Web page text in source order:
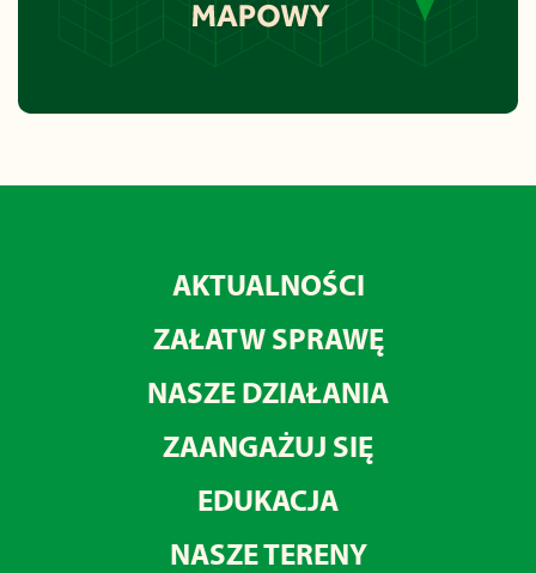
AKTUALNOŚCI
ZAŁATW SPRAWĘ
NASZE DZIAŁANIA
ZAANGAŻUJ SIĘ
EDUKACJA
NASZE TERENY